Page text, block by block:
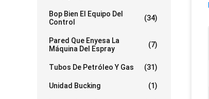
Bop Bien El Equipo Del
Control
(34)
Pared Que Enyesa La
Máquina Del Espray
(7)
Tubos De Petróleo Y Gas (31)
Unidad Bucking (1)